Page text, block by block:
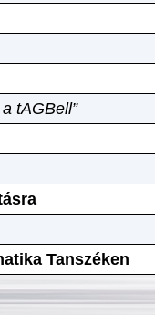
tAGBell”
Tanszéken